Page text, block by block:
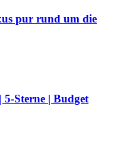
pur rund um die
Sterne | Budget